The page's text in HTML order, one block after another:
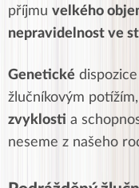
příjmu velkého
nepravidelnost ve
Genetické
žlučníkovým
zvyklosti a
neseme z našeho